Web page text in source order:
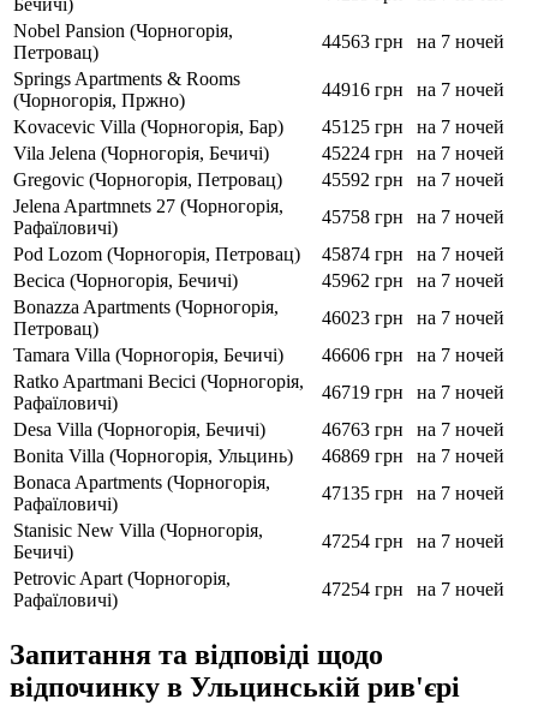
Бечичі)
Nobel Pansion (Чорногорія,
Петровац)
44563 грн
на 7 ночей
Springs Apartments & Rooms
(Чорногорія, Пржно)
44916 грн
на 7 ночей
Kovacevic Villa (Чорногорія, Бар)
45125 грн
на 7 ночей
Vila Jelena (Чорногорія, Бечичі)
45224 грн
на 7 ночей
Gregovic (Чорногорія, Петровац)
45592 грн
на 7 ночей
Jelena Apartmnets 27 (Чорногорія,
Рафаїловичі)
45758 грн
на 7 ночей
Pod Lozom (Чорногорія, Петровац)
45874 грн
на 7 ночей
Becica (Чорногорія, Бечичі)
45962 грн
на 7 ночей
Bonazza Apartments (Чорногорія,
Петровац)
46023 грн
на 7 ночей
Tamara Villa (Чорногорія, Бечичі)
46606 грн
на 7 ночей
Ratko Apartmani Beсiсi (Чорногорія,
Рафаїловичі)
46719 грн
на 7 ночей
Desa Villa (Чорногорія, Бечичі)
46763 грн
на 7 ночей
Bonita Villa (Чорногорія, Ульцинь)
46869 грн
на 7 ночей
Bonaca Apartments (Чорногорія,
Рафаїловичі)
47135 грн
на 7 ночей
Stanisic New Villa (Чорногорія,
Бечичі)
47254 грн
на 7 ночей
Petrovic Apart (Чорногорія,
Рафаїловичі)
47254 грн на 7 ночей
Запитання та відповіді щодо
відпочинку в Ульцинській рив'єрі